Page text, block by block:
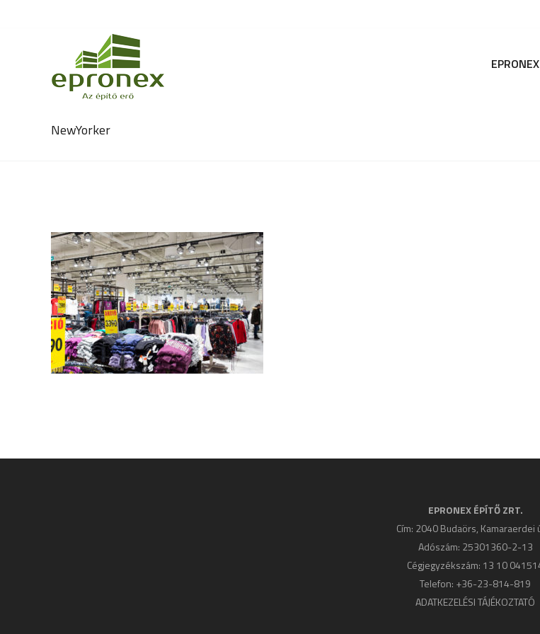
EPRONEX
NewYorker
EPRONEX ÉPÍTŐ ZRT.
Cím: 2040 Budaörs, Kamaraerdei
Adószám: 25301360-2-13
Cégjegyzékszám: 13 10
Telefon: +36-23-814-819
ADATKEZELÉSI TÁJÉKOZTATÓ